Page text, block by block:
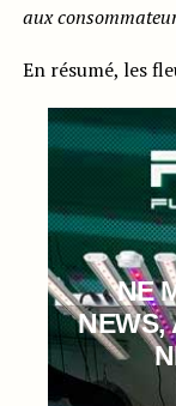
aux
En résumé, les
NE
NEWS,